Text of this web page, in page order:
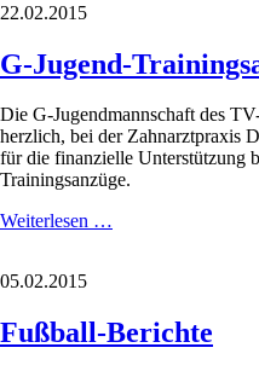
22.02.2015
G-Jugend-
Die G-Jugendmannschaft des
herzlich, bei der Zahnarztpraxis
für die finanzielle Unterstützung
Trainingsanzüge.
Weiterlesen …
05.02.2015
Fußball-Berichte